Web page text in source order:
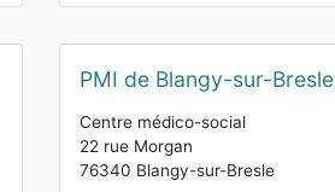
PMI de Blangy-sur-Bresle
Centre médico-social
22 rue Morgan
76340 Blangy-sur-Bresle